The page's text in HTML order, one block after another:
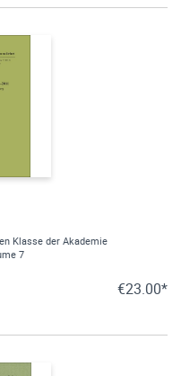
Klasse der Akademie
7
€23.00*